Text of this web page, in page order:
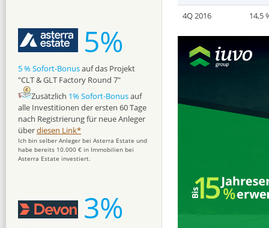
4Q 2016
14,5
5%
5 % Sofort-Bonusauf das Projekt
"CLT & GLT Factory Round 7"
Zusätzlich 1% Sofort-Bonusauf
alle Investitionen der ersten 60 Tage
nach Registrierung für neue Anleger
überdiesen Link*
Ich bin selber Anleger bei Asterra Estate und
habe bereits 10.000 € in Immobilien bei
Asterra Estate investiert.
3%